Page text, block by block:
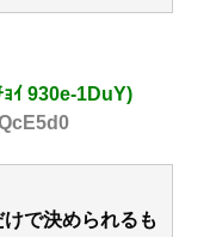
ｲ 930e-1DuY)
で決められるも